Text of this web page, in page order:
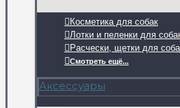
Косметика для собак
Лотки и пеленки для
Расчески, щетки для
Смотреть ещё...
Аксессуары